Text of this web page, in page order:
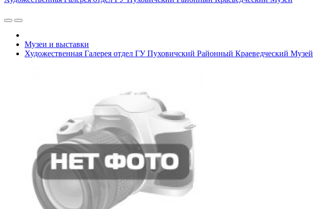
Музеи и выставки
Художественная Галерея отдел ГУ Пуховичский Районный Краеведческий Музей